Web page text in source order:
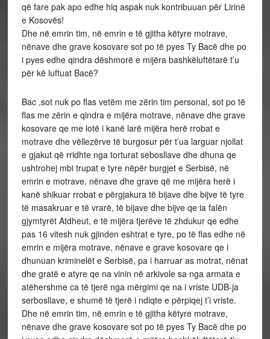
që fare pak apo edhe hiq aspak nuk kontribuuan për Lirinë
e Kosovës!
Dhe në emrin tim, në emrin e të gjitha këtyre motrave,
nënave dhe grave kosovare sot po të pyes Ty Bacë dhe po
i pyes edhe qindra dëshmorë e mijëra bashkëluftëtarë t’u
për kë luftuat Bacë?
Bac ,sot nuk po flas vetëm me zërin tim personal, sot po të
flas me zërin e qindra e mijëra motrave, nënave dhe grave
kosovare qe me lotë i kanë larë mijëra herë rrobat e
motrave dhe vëllezërve të burgosur për t’ua larguar njollat
e gjakut që rridhte nga torturat sebosllave dhe dhuna qe
ushtrohej mbi trupat e tyre nëpër burgjet e Serbisë, në
emrin e motrave, nënave dhe grave që me mijëra herë i
kanë shikuar rrobat e përgjakura të bijave dhe bijve të tyre
të masakruar e të vrarë, të bijave dhe bijve qe ia falën
gjymtyrët Atdheut, e të mijëra tjerëve të zhdukur qe edhe
pas 16 vitesh nuk gjinden eshtrat e tyre, po të flas edhe në
emrin e mijëra motrave, nënave e grave kosovare qe i
dhunuan kriminelët e Serbisë, pa i harruar as motrat, nënat
dhe gratë e atyre qe na vinin në arkivole sa nga armata e
atëhershme ca të tjerë nga mërgimi qe na i vriste UDB-ja
serbosllave, e shumë të tjerë i ndiqte e përpiqej t’i vriste.
Dhe në emrin tim, në emrin e të gjitha këtyre motrave,
nënave dhe grave kosovare sot po të pyes Ty Bacë dhe po